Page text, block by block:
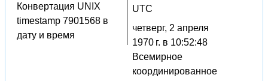
Конвертация UNIX
timestamp 7901568 в
дату и время
UTC
четверг, 2 апреля
1970 г. в 10:52:48
Всемирное
координированное